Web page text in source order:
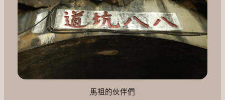
馬祖的伙伴們